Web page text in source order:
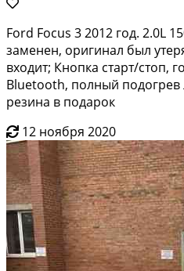
Ford Focus 3 2012 год. 2.0L
заменен, оригинал был
входит; Кнопка старт/стоп,
Bluetooth, полный подогрев
резина в подарок
12 ноября 2020